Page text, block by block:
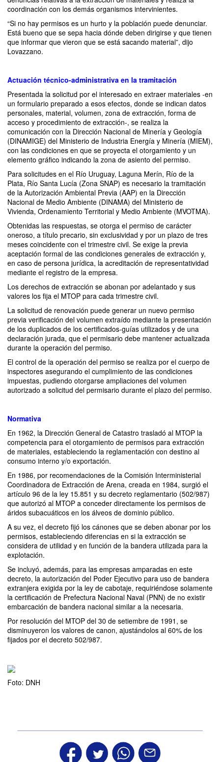
coordinación con los demás organismos intervinientes.
“Si no hay permisos es un hurto y la población puede denunciar.
Está bueno que se sepa hacia dónde deben dirigirse y que tienen
que informar que vieron que se está sacando material”, dijo
Lovazzano.
Actuación técnico-administrativa en la tramitación
Presentada la solicitud por el interesado en extraer materiales -en
un formulario preparado a esos efectos, donde se indican datos
personales, material, volumen, zona de extracción, forma de
acceso y procedimiento de extracción-, se realiza la
comunicación con la Dirección Nacional de Minería y Geología
(DINAMIGE) del Ministerio de Industria Energía y Minería (MIEM),
con las condiciones en que se proyecta el otorgamiento y un
elemento gráfico indicando la zona de asiento del permiso.
Para solicitudes en el Río Uruguay, Laguna Merín, Río de la
Plata, Río Santa Lucía (Zona SNAP) es necesario la tramitación
de la Autorización Ambiental Previa (AAP) en la Dirección
Nacional de Medio Ambiente (DINAMA) del Ministerio de
Vivienda, Ordenamiento Territorial y Medio Ambiente (MVOTMA).
Obtenidas las respuestas, se otorga el permiso de carácter
oneroso, a título precario, sin exclusividad y por un plazo de tres
meses coincidente con el trimestre civil. Se exige la previa
aceptación formal de las condiciones generales de extracción y,
en caso de persona jurídica, la acreditación de representatividad
mediante el registro de la empresa.
Los derechos de extracción se abonan por adelantado y sus
valores los fija el MTOP para cada trimestre civil.
La solicitud de renovación puede generar un nuevo permiso
previa verificación del volumen extraído mediante la presentación
de los duplicados de los certificados-guías utilizados y de una
declaración jurada, que el permisario debe mantener actualizada
durante la operación del permiso.
El control de la operación del permiso se realiza por el cuerpo de
inspectores asegurando el cumplimiento de las condiciones
impuestas, pudiendo otorgarse ampliaciones del volumen
autorizado a solicitud del permisario durante el plazo del permiso.
Normativa
En 1962, la Dirección General de Catastro trasladó al MTOP la
competencia para el otorgamiento de permisos para extracción
de materiales, estableciendo la reglamentación con destino al
consumo interno y/o exportación.
En 1986, por recomendaciones de la Comisión Interministerial
Coordinadora de Extracción de Arena, creada en 1984, surgió el
artículo 96 de la ley 15.851 y su decreto reglamentario (502/987)
que autorizó al MTOP a conceder directamente los permisos de
áridos subacuáticos en los álveos de dominio público.
A su vez, el decreto fijó los cánones que se deben abonar por los
permisos, estableciendo diferencias en si la extracción se
considera de utilidad y en función de la bandera utilizada para la
explotación.
Se incluyó, además, para las empresas amparadas en este
decreto, la autorización del Poder Ejecutivo para uso de bandera
extranjera exigida por la ley de cabotaje, requiriéndose solamente
la certificación de Prefectura Nacional Naval (PNN) de no existir
embarcación de bandera nacional similar a la necesaria.
Por resolución del MTOP del 30 de setiembre de 1991, se
disminuyeron los valores de canon, ajustándolos al 60% de los
fijados por el decreto 502/987.
Foto: DNH